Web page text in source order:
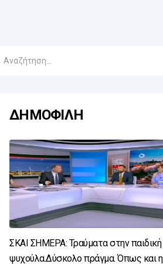
ΔΗΜΟΦΙΛΗ
ΣΚΑΙ ΣΗΜΕΡΑ: Τραύματα στην παιδική
ψυχούλα.Δύσκολο πράγμα. Όπως και η